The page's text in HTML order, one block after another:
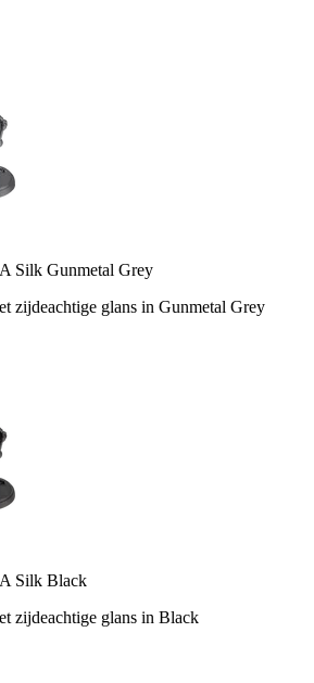
Silk Gunmetal Grey
zijdeachtige glans in Gunmetal Grey
Silk Black
zijdeachtige glans in Black